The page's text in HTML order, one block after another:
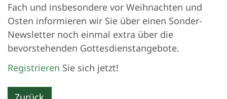
Fach und insbesondere vor Weihnachten und
Osten informieren wir Sie über einen Sonder-
Newsletter noch einmal extra über die
bevorstehenden Gottesdienstangebote.
Registrieren Sie sich jetzt!